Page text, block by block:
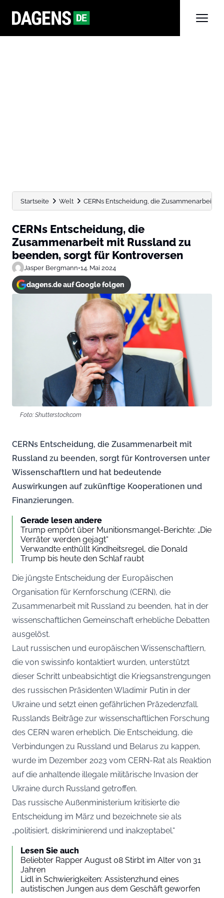
Startseite Welt CERNs Entscheidung, die Zusammenarbeit
CERNs Entscheidung, die
Zusammenarbeit mit Russland zu
beenden, sorgt für Kontroversen
Jasper Bergmann•14. Mai 2024
dagens.de auf Google folgen
Foto: Shutterstock.com
CERNs Entscheidung, die Zusammenarbeit mit
Russland zu beenden, sorgt für Kontroversen unter
Wissenschaftlern und hat bedeutende
Auswirkungen auf zukünftige Kooperationen und
Finanzierungen.
Gerade lesen andere
Trump empört über Munitionsmangel-Berichte: „Die
Verräter werden gejagt“
Verwandte enthüllt Kindheitsregel, die Donald
Trump bis heute den Schlaf raubt
Die jüngste Entscheidung der Europäischen
Organisation für Kernforschung (CERN), die
Zusammenarbeit mit Russland zu beenden, hat in der
wissenschaftlichen Gemeinschaft erhebliche Debatten
ausgelöst.
Laut russischen und europäischen Wissenschaftlern,
die von swissinfo kontaktiert wurden, unterstützt
dieser Schritt unbeabsichtigt die Kriegsanstrengungen
des russischen Präsidenten Wladimir Putin in der
Ukraine und setzt einen gefährlichen Präzedenzfall.
Russlands Beiträge zur wissenschaftlichen Forschung
des CERN waren erheblich. Die Entscheidung, die
Verbindungen zu Russland und Belarus zu kappen,
wurde im Dezember 2023 vom CERN-Rat als Reaktion
auf die anhaltende illegale militärische Invasion der
Ukraine durch Russland getroffen.
Das russische Außenministerium kritisierte die
Entscheidung im März und bezeichnete sie als
„politisiert, diskriminierend und inakzeptabel.“
Lesen Sie auch
Beliebter Rapper August 08 Stirbt im Alter von 31
Jahren
Lidl in Schwierigkeiten: Assistenzhund eines
autistischen Jungen aus dem Geschäft geworfen